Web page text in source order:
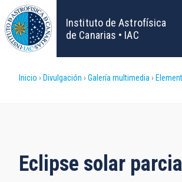
Pasar
al
contenido
principal
Instituto de Astrofísica
de Canarias • IAC
Sobrescribir
ayuda
Inicio Divulgación Galería multimedia
Eclipse solar